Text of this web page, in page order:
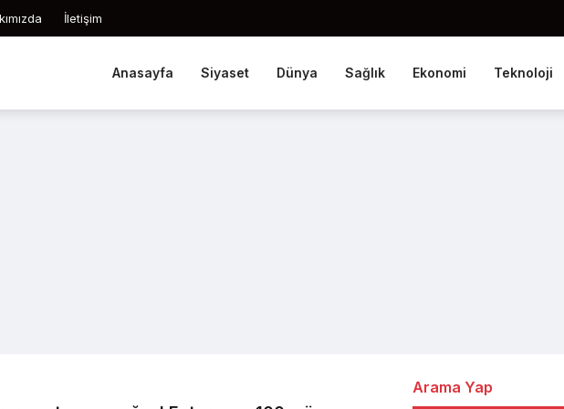
İletişim
Anasayfa Siyaset Dünya Sağlık Ekonomi Teknoloji
Arama Yap